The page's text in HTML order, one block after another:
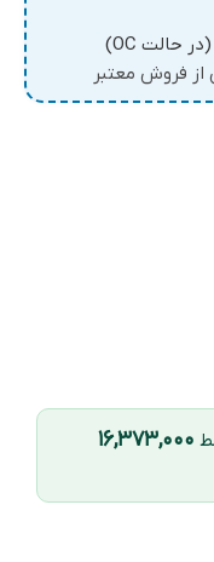
فروش معتبر
۱۶,۳۷۳,۰۰۰